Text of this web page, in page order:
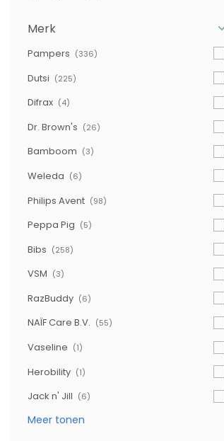
Merk
Pampers (336)
Dutsi (225)
Difrax (4)
Dr. Brown's (26)
Bamboom (3)
Weleda (6)
Philips Avent (98)
Peppa Pig (5)
Bibs (258)
VSM (3)
RazBuddy (6)
NAÏF Care B.V. (55)
Vaseline (1)
Herobility (1)
Jack n' Jill (6)
Meer tonen